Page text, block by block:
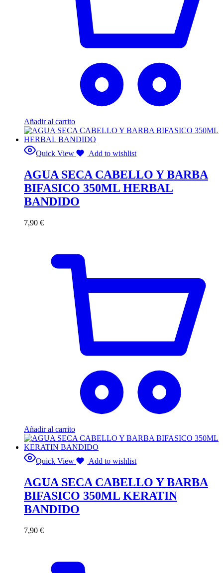
Añadir al carrito
Quick View Add to wishlist
AGUA SECA CABELLO Y BARBA
BIFASICO 350ML HERBAL
BANDIDO
7,90 €
Añadir al carrito
Quick View Add to wishlist
AGUA SECA CABELLO Y BARBA
BIFASICO 350ML KERATIN
BANDIDO
7,90 €